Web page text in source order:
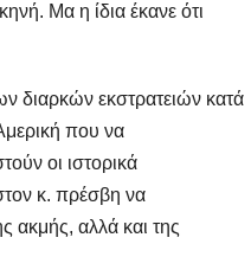
Μα η ίδια έκανε ότι
διαρκών εκστρατειών κατά
που να
οι ιστορικά
κ. πρέσβη να
ακμής, αλλά και της